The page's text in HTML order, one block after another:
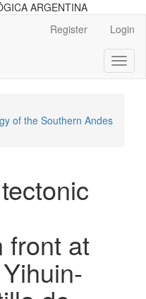
ARGENTINA
Register Login
of the Southern Andes
front at